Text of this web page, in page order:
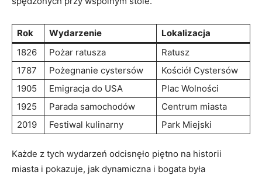
Rok Wydarzenie
Lokalizacja
1826
Pożar ratusza
Ratusz
1787
Pożegnanie cystersów
Kościół Cystersów
1905
Emigracja do USA
Plac Wolności
1925
Parada samochodów
Centrum miasta
2019
Festiwal kulinarny Park Miejski
Każde z tych wydarzeń odcisnęło piętno na historii
miasta i pokazuje, jak dynamiczna i bogata była